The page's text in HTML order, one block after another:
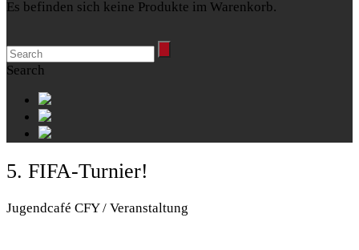
Es befinden sich keine Produkte im Warenkorb.
Search
5. FIFA-Turnier!
Jugendcafé CFY / Veranstaltung